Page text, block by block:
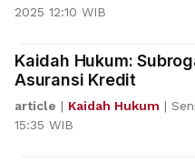
2025 12:10 WIB
Kaidah Hukum:
Asuransi Kredit
article | Kaidah Hukum |
15:35 WIB